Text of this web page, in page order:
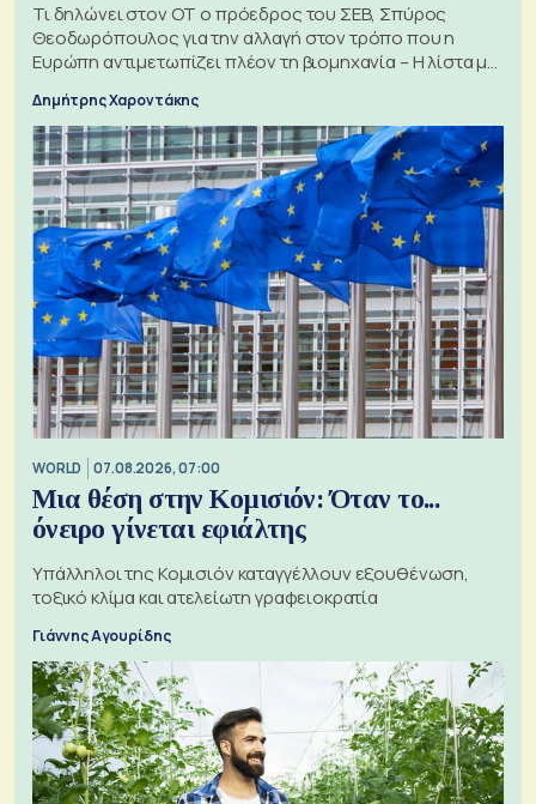
Τι δηλώνει στον ΟΤ ο πρόεδρος του ΣΕΒ, Σπύρος
Θεοδωρόπουλος για την αλλαγή στον τρόπο που η
Ευρώπη αντιμετωπίζει πλέον τη βιομηχανία – Η λίστα με
Δημήτρης Χαροντάκης
WORLD 07.08.2026, 07:00
Μια θέση στην Κομισιόν: Όταν το...
όνειρο γίνεται εφιάλτης
Υπάλληλοι της Κομισιόν καταγγέλλουν εξουθένωση,
τοξικό κλίμα και ατελείωτη γραφειοκρατία
Γιάννης Αγουρίδης